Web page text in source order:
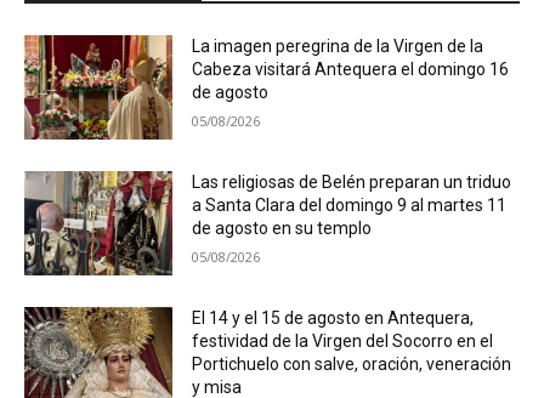
La imagen peregrina de la Virgen de la
Cabeza visitará Antequera el domingo 16
de agosto
05/08/2026
Las religiosas de Belén preparan un triduo
a Santa Clara del domingo 9 al martes 11
de agosto en su templo
05/08/2026
El 14 y el 15 de agosto en Antequera,
festividad de la Virgen del Socorro en el
Portichuelo con salve, oración, veneración
y misa